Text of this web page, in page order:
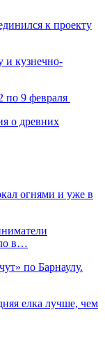
к проекту
и кузнечно-
по 9 февраля
о древних
огнями и уже в
в…
по Барнаулу.
елка лучше, чем